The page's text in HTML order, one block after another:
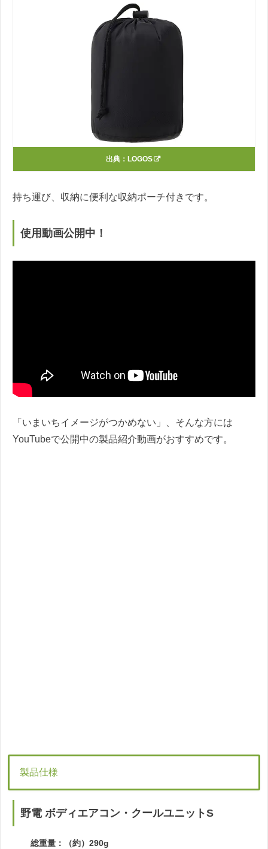
出典： LOGOS
持ち運び、収納に便利な収納ポーチ付きです。
使用動画公開中！
「いまいちイメージがつかめない」、そんな方には
YouTubeで公開中の製品紹介動画がおすすめです。
製品仕様
野電 ボディエアコン・クールユニットS
総重量：（約）290g